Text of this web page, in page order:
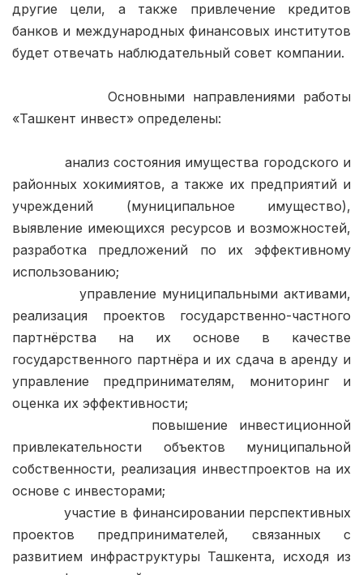
другие цели, а также привлечение кредитов
банков и международных финансовых институтов
будет отвечать наблюдательный совет компании.
            Основными направлениями работы
«Ташкент инвест» определены:
районных хокимиятов, а также их предприятий и
учреждений (муниципальное имущество),
выявление имеющихся ресурсов и возможностей,
разработка предложений по их эффективному
использованию;
            управление муниципальными активами,
реализация проектов государственно-частного
партнёрства на их основе в качестве
государственного партнёра и их сдача в аренду и
управление предпринимателям, мониторинг и
оценка их эффективности;
привлекательности объектов муниципальной
собственности, реализация инвестпроектов на их
основе с инвесторами;
проектов предпринимателей, связанных с
развитием инфраструктуры Ташкента, исходя из